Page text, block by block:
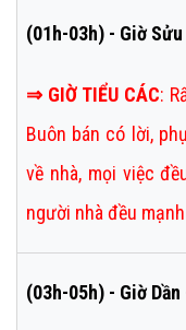
(01h-03h) - Giờ
⇒ GIỜ TIỂU CÁC:
Buôn bán có lời,
về nhà, mọi việc
người nhà đều
(03h-05h) - Giờ Dần